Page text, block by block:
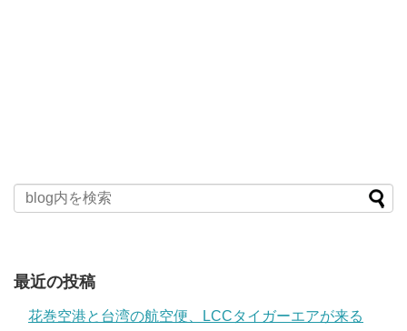
最近の投稿
花巻空港と台湾の航空便、LCCタイガーエアが来る